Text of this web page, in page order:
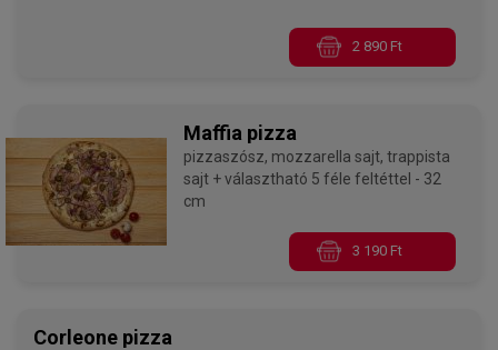
2 890 Ft
Maffia pizza
pizzaszósz, mozzarella sajt, trappista
sajt + választható 5 féle feltéttel - 32
cm
3 190 Ft
Corleone pizza